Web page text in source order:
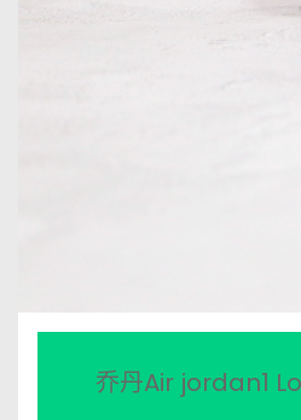
乔丹Air jordan1